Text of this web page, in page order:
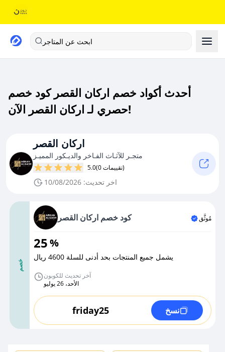
ابحث عن المتاجر
أحدث أكواد خصم اركان القصر كود خصم
حصري لـ اركان القصر الآن!
اركان القصر
متجـر للآثـاث الفـاخر والديـكور المميـز
5.0 (0 تقييمات)
اخر تحديث: 10/08/2026
خصم
كود خصم اركان القصر مُوثَّق
25%
يشمل جميع المنتجات بحد أدنى للسلة 4600 ريال
آخر تحديث للكوبون
الأحد، 26 يوليو
friday25 نسخ